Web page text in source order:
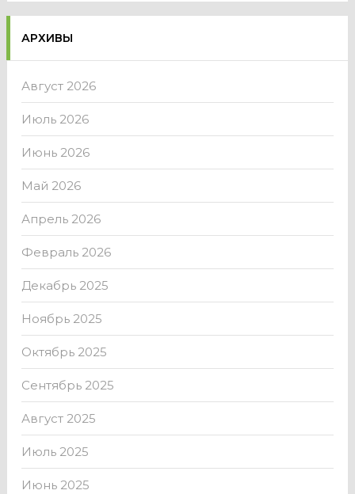
АРХИВЫ
Август 2026
Июль 2026
Июнь 2026
Май 2026
Апрель 2026
Февраль 2026
Декабрь 2025
Ноябрь 2025
Октябрь 2025
Сентябрь 2025
Август 2025
Июль 2025
Июнь 2025